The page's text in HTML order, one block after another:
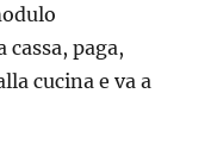
paga,
cucina e va a